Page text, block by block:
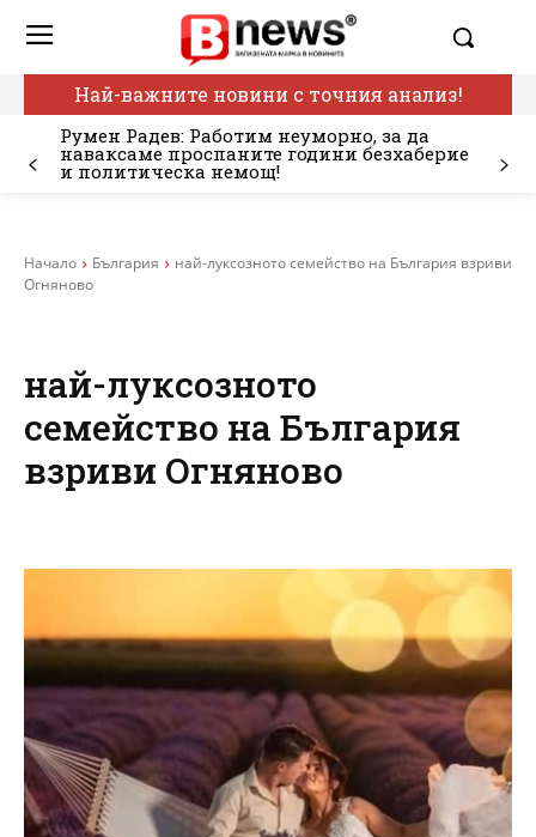
Най-важните новини с точния анализ!
Румен Радев: Работим неуморно, за да
наваксаме проспаните години безхаберие
и политическа немощ!
Начало България
най-луксозното семейство на България взриви
Огняново
най-луксозното
семейство на България
взриви Огняново